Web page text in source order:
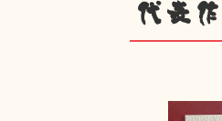
代表作